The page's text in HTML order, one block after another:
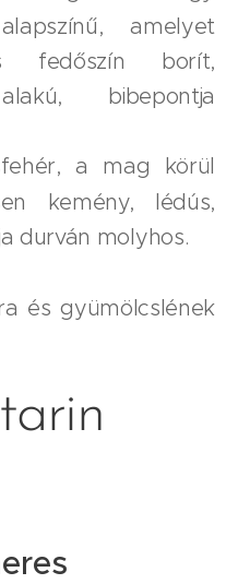
amelyet
fedőszín borít,
bibepontja
a mag körül
kemény, lédús,
durván molyhos.
és gyümölcslének